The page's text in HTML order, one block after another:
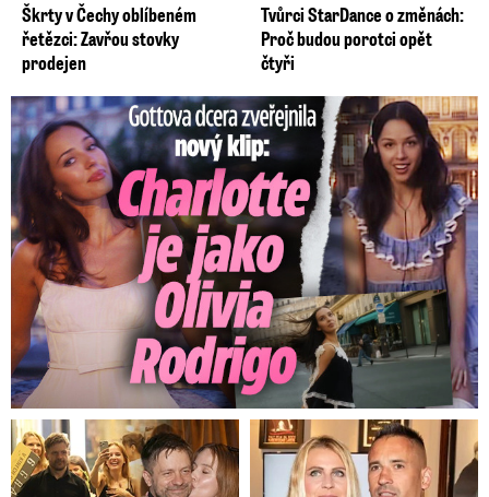
Škrty v Čechy oblíbeném
řetězci: Zavřou stovky
prodejen
Tvůrci StarDance o změnách:
Proč budou porotci opět
čtyři
Gottova dcera zveřejnila nový klip: Je jako Olivie Rodrigo!